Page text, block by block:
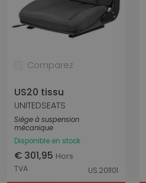
Comparez
US20 tissu
UNITEDSEATS
Siège à suspension
mécanique
Disponible en stock
€ 301,95 Hors
TVA
US.201101